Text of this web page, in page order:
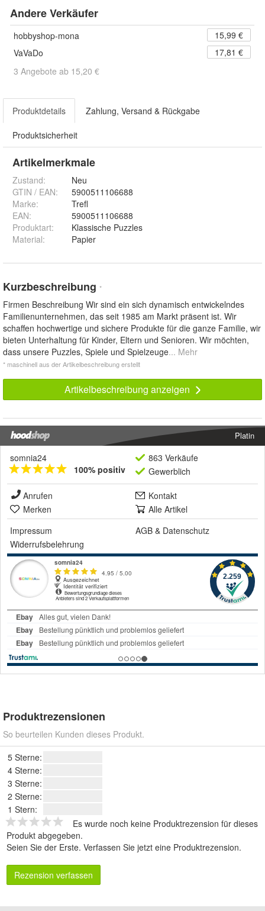
Andere Verkäufer
hobbyshop-mona
15,99 €
VaVaDo
17,81 €
3 Angebote ab 15,20 €
Produktdetails Zahlung, Versand & Rückgabe
Produktsicherheit
Artikelmerkmale
Zustand:
Neu
GTIN / EAN:
5900511106688
Marke:
Trefl
EAN:
5900511106688
Produktart:
Klassische Puzzles
Material: Papier
Kurzbeschreibung *
Firmen Beschreibung Wir sind ein sich dynamisch entwickelndes
Familienunternehmen, das seit 1985 am Markt präsent ist. Wir
schaffen hochwertige und sichere Produkte für die ganze Familie, wir
bieten Unterhaltung für Kinder, Eltern und Senioren. Wir möchten,
dass unsere Puzzles, Spiele und Spielzeuge... Mehr
* maschinell aus der Artikelbeschreibung erstellt
Artikelbeschreibung anzeigen
Platin
somnia24
100% positiv
863 Verkäufe
Gewerblich
Anrufen
Kontakt
Merken
Alle Artikel
Impressum
AGB & Datenschutz
Widerrufsbelehrung
Produktrezensionen
So beurteilen Kunden dieses Produkt.
5 Sterne:
4 Sterne:
3 Sterne:
2 Sterne:
1 Stern:
Es wurde noch keine Produktrezension für dieses
Produkt abgegeben.
Seien Sie der Erste. Verfassen Sie jetzt eine Produktrezension.
Rezension verfassen